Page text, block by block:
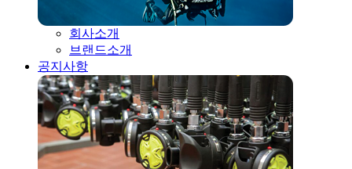
회사소개
브랜드소개
공지사항